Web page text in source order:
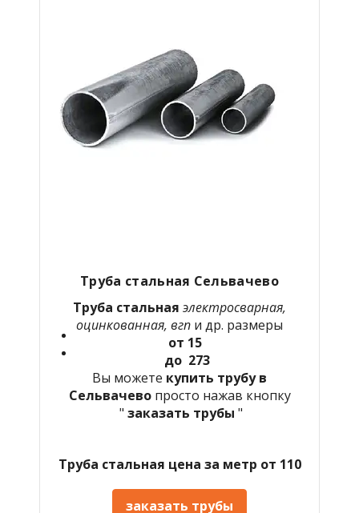
Труба стальная Сельвачево
Труба стальная электросварная,
оцинкованная, вгп и др. размеры
от 15
до 273
Вы можете купить трубу в
Сельвачево просто нажав кнопку
" заказать трубы "
Труба стальная цена за метр от 110
заказать трубы